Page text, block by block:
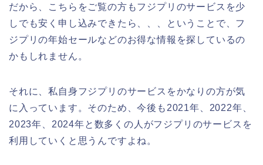
だから、こちらをご覧の方もフジプリのサービスを少
しでも安く申し込みできたら、、、ということで、フ
ジプリの年始セールなどのお得な情報を探しているの
かもしれません。
それに、私自身フジプリのサービスをかなりの方が気
に入っています。そのため、今後も2021年、2022年、
2023年、2024年と数多くの人がフジプリのサービスを
利用していくと思うんですよね。